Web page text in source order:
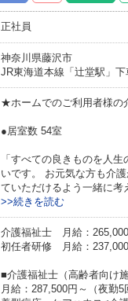
正社員
神奈川県藤沢市
JR東海道本線「辻堂駅」下
★ホームでのご利用者様の
●居室数 54室
「すべての良きものを人
いです。 お元気な方も介
ていただけるよう一緒に考
>>続きを読む
介護福祉士 月給：265,000
初任者研修 月給：237,000
■介護福祉士（高齢者向け
月給：287,500円～（夜勤